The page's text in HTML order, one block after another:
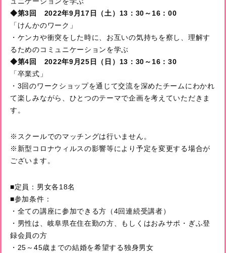
◆第3回 2022年9月17日（土）13：30～16：00
「けんかのワーク」
・ケンカや衝突をした時に、お互いの気持ちを察し、理解す
るためのコミュニケーションを学ぶ
◆第4回 2022年9月25日（日）13：30～16：30
「卒業式」
・3回のワークショップを通じて交流を深めたチームにわかれ
て楽しみながら、ひとつのテーマで企画を考えていただきま
す。
※スクールでのマッチングは行いません。
※新型コロナウィルスの影響等により予定を変更する場合が
ございます。
■定員：男女各18名
■参加条件：
・全ての講座に参加できる方（4回連続受講者）
・男性は、岐阜県在住在勤の方、もしくはおみサポ・ぎふ登
録会員の方
・25～45歳までの結婚を希望する独身男女